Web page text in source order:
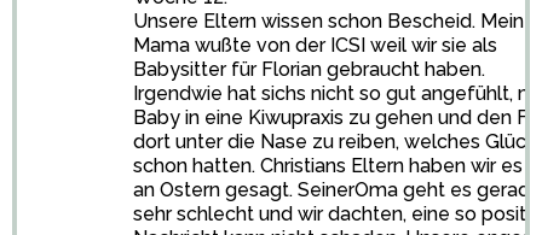
Unsere Eltern wissen schon Bescheid. Meine
Mama wußte von der ICSI weil wir sie als
Babysitter für Florian gebraucht haben.
Irgendwie hat sichs nicht so gut angefühlt,
Baby in eine Kiwupraxis zu gehen und den
dort unter die Nase zu reiben, welches Glück
schon hatten. Christians Eltern haben wir es
an Ostern gesagt. SeinerOma geht es gerade
sehr schlecht und wir dachten, eine so